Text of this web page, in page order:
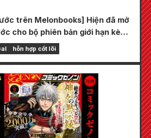
trên Melonbooks] Hiện đã mở
cho bộ phiên bản giới hạn kèm
biệt với hình minh họa tuyệt đẹp
do Kudou vẽ! Tập 6 mới nhất
tháng 10!
hỗn hợp cốt lõi